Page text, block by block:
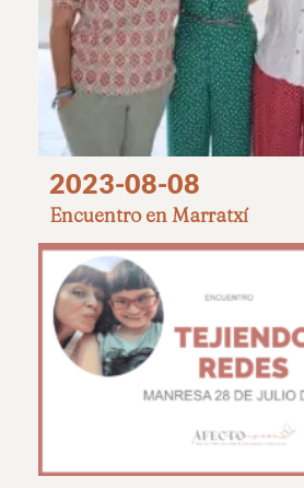
2023-08-08
Encuentro en Marratxí